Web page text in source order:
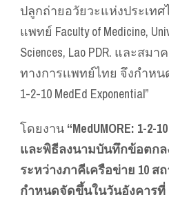
ปลูกถ่ายอวัยวะแห่งประเท
แพทย์ Faculty of Medicine,
Sciences, Lao PDR. และส
ทางการเเพทย์ไทย จึงกำหนด
1-2-10 MedEd Exponential”
โดยงาน “MedUMORE: 1-2-
และพิธีลงนามบันทึกข้อตกล
ระหว่างภาคีเครือข่าย 10 ส
กำหนดจัดขึ้นในวันอังคารที่